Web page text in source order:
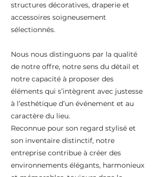
structures décoratives, draperie et
accessoires soigneusement
sélectionnés.
Nous nous distinguons par la qualité
de notre offre, notre sens du détail et
notre capacité à proposer des
éléments qui s’intègrent avec justesse
à l’esthétique d’un événement et au
caractère du lieu.
Reconnue pour son regard stylisé et
son inventaire distinctif, notre
entreprise contribue à créer des
environnements élégants, harmonieux